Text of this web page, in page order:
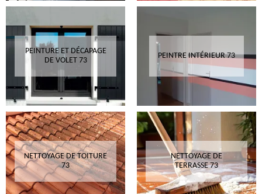
PEINTURE ET DÉCAPAGE
DE VOLET 73
PEINTRE INTÉRIEUR 73
NETTOYAGE DE TOITURE
73
NETTOYAGE DE
TERRASSE 73